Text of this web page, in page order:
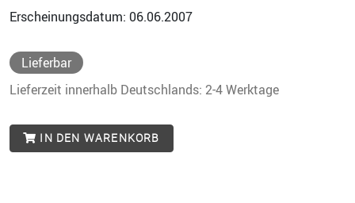
Erscheinungsdatum: 06.06.2007
Lieferbar
Lieferzeit innerhalb Deutschlands: 2-4 Werktage
IN DEN WARENKORB